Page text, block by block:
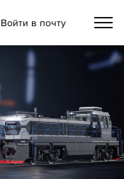
Войти в почту